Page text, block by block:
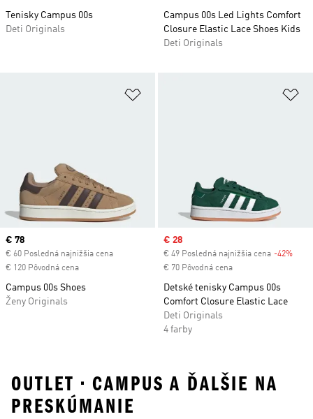
Tenisky Campus 00s
Deti Originals
Campus 00s Led Lights Comfort
Closure Elastic Lace Shoes Kids
Deti Originals
Pridať do zoznamu želaných
Current price
€ 78
€ 60 Posledná najnižšia cena
€ 120 Pôvodná cena
Campus 00s Shoes
Ženy Originals
Sale price
€ 28
€ 49 Posledná najnižšia cena -42%
€ 70 Pôvodná cena
Detské tenisky Campus 00s
Comfort Closure Elastic Lace
Deti Originals
4 farby
OUTLET • CAMPUS A ĎALŠIE NA
PRESKÚMANIE